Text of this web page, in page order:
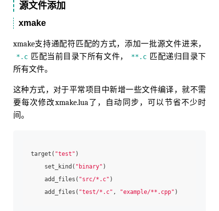
源文件添加
xmake
xmake支持通配符匹配的方式，添加一批源文件进来，
*.c 匹配当前目录下所有文件， **.c 匹配递归目录下
所有文件。
这种方式，对于平常项目中新增一些文件编译，就不需
要每次修改xmake.lua了，自动同步，可以节省不少时
间。
target( "test" )
set_kind( "binary" )
add_files( "src/*.c" )
add_files( "test/*.c" , "example/**.cpp"